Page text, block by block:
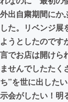
外出自粛期間にか
した。リベンジ展
ようとしたので
言でお店は開けら
ませんでしたたく
ち”を世に出した
示会がしたい！明